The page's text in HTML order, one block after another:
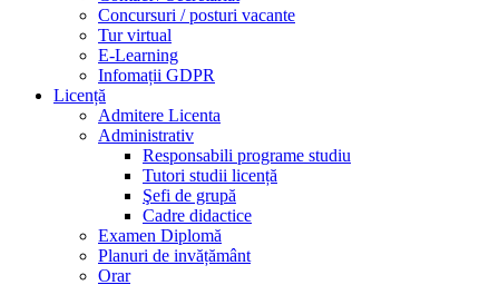
Concursuri / posturi vacante
Tur virtual
E-Learning
Infomații GDPR
Licență
Admitere Licenta
Administrativ
Responsabili programe studiu
Tutori studii licență
Şefi de grupă
Cadre didactice
Examen Diplomă
Planuri de invățământ
Orar